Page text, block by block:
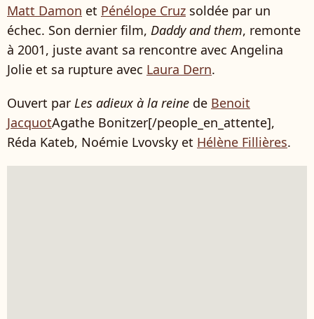
Matt Damon et Pénélope Cruz soldée par un
échec. Son dernier film, Daddy and them, remonte
à 2001, juste avant sa rencontre avec Angelina
Jolie et sa rupture avec Laura Dern.
Ouvert par Les adieux à la reine de Benoit
JacquotAgathe Bonitzer[/people_en_attente],
Réda Kateb, Noémie Lvovsky et Hélène Fillières.